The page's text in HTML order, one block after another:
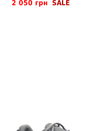
2 050 грн SALE